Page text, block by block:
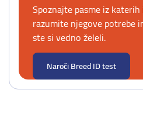
Spoznajte pasme iz
razumite njegove potrebe
ste si vedno želeli.
Naroči Breed ID test